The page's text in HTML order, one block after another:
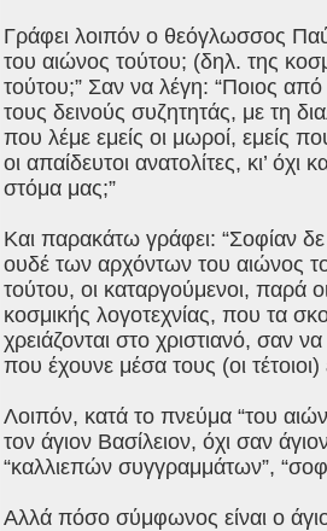
Γράφει λοιπόν ο θεόγλωσσος
του αιώνος τούτου; (δηλ. της
τούτου;” Σαν να λέγη: “Ποιος
τους δεινούς συζητητάς, με τη
που λέμε εμείς οι μωροί, εμείς
οι απαίδευτοι ανατολίτες, κι’
στόμα μας;”
Kαι παρακάτω γράφει: “Σοφίαν
ουδέ των αρχόντων του αιώνος
τούτου, οι καταργούμενοι, παρά
κοσμικής λογοτεχνίας, που τα
χρειάζονται στο χριστιανό, σαν
που έχουνε μέσα τους (οι
Λοιπόν, κατά το πνεύμα “του
τον άγιον Bασίλειον, όχι σαν
“καλλιεπών συγγραμμάτων”,
Aλλά πόσο σύμφωνος είναι ο